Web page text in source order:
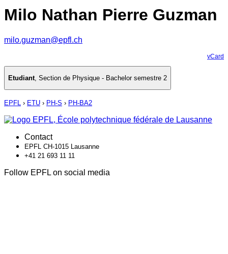
Milo Nathan Pierre Guzman
milo.guzman@epfl.ch
vCard
Etudiant, Section de Physique - Bachelor semestre 2
EPFL › ETU › PH-S › PH-BA2
Contact
EPFL CH-1015 Lausanne
+41 21 693 11 11
Follow EPFL on social media